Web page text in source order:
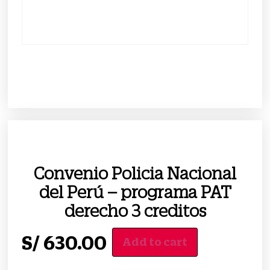
Convenio Policia Nacional
del Perú – programa PAT
derecho 3 creditos
S/ 630.00 Add to cart